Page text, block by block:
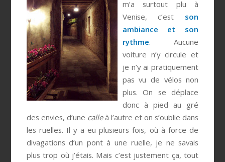
m’a surtout plu à
Venise, c’est son
ambiance et son
rythme. Aucune
voiture n’y circule et
je n’y ai pratiquement
pas vu de vélos non
plus. On se déplace
donc à pied au gré
des envies, d’une calleà l’autre et on s’oublie dans
les ruelles. Il y a eu plusieurs fois, où à force de
divagations d’un pont à une ruelle, je ne savais
plus trop où j’étais. Mais c’est justement ça, tout